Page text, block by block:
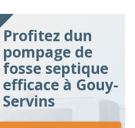
Profitez dun
pompage de
fosse septique
efficace à Gouy-
Servins